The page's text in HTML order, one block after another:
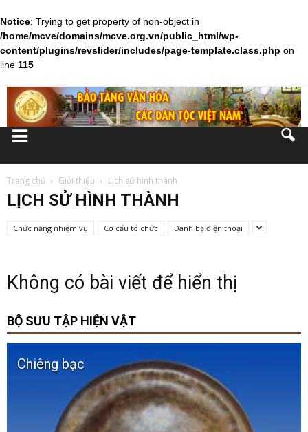
Notice: Trying to get property of non-object in
/home/mcve/domains/mcve.org.vn/public_html/wp-
content/plugins/revslider/includes/page-template.class.php on
line 115
Trang chủ Giới thiệu Lịch sử hình thành
LỊCH SỬ HÌNH THÀNH
Chức năng nhiệm vụ Cơ cấu tổ chức Danh bạ điện thoại
Không có bài viết để hiển thị
BỘ SƯU TẬP HIỆN VẬT
Chiêng bạc